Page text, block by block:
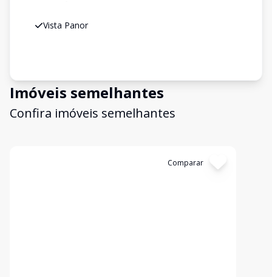
Vista Panor
Imóveis semelhantes
Confira imóveis semelhantes
Comparar